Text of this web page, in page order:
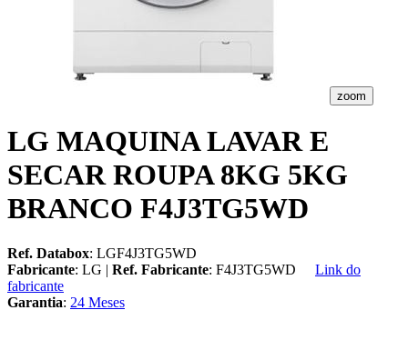
zoom
LG MAQUINA LAVAR E
SECAR ROUPA 8KG 5KG
BRANCO F4J3TG5WD
Ref. Databox: LGF4J3TG5WD
Fabricante: LG | Ref. Fabricante: F4J3TG5WD
Link do
fabricante
Garantia: 24 Meses